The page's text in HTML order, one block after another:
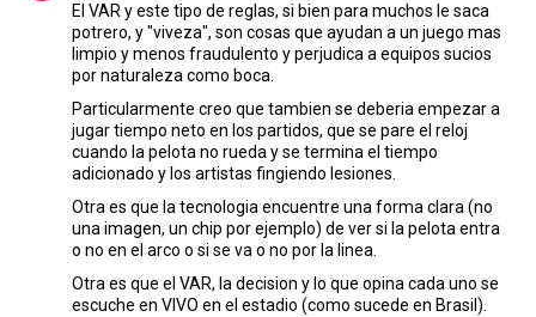
El VAR y este tipo de reglas, si bien para muchos le saca
potrero, y "viveza", son cosas que ayudan a un juego mas
limpio y menos fraudulento y perjudica a equipos sucios
por naturaleza como boca.
Particularmente creo que tambien se deberia empezar a
jugar tiempo neto en los partidos, que se pare el reloj
cuando la pelota no rueda y se termina el tiempo
adicionado y los artistas fingiendo lesiones.
Otra es que la tecnologia encuentre una forma clara (no
una imagen, un chip por ejemplo) de ver si la pelota entra
o no en el arco o si se va o no por la linea.
Otra es que el VAR, la decision y lo que opina cada uno se
escuche en VIVO en el estadio (como sucede en Brasil).